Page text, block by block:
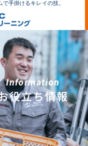
Information
役立ち情報